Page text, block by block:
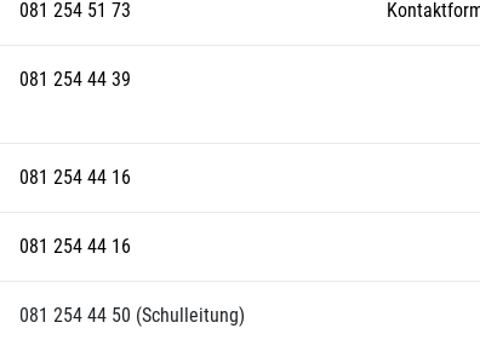
081 254 51 73
081 254 44 39
081 254 44 16
081 254 44 16
081 254 44 50 (Schulleitung)